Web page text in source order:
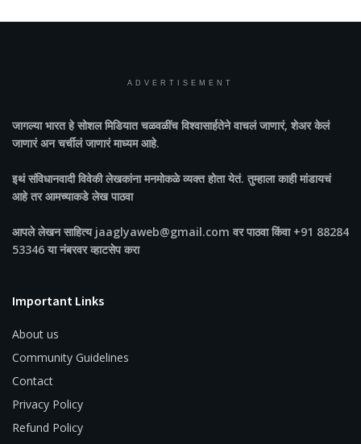
ADVERTISEMENT
जागल्या भारतहे सोशल मिडियात चळवळींच विश्वासार्हतेने वाचलं जाणारं, शेअर केलं
जाणारं अन चर्चीलं जाणारं माध्यम आहे.
इथं संविधानवादी विवेकी लेखकांना मनमोकळे व्यक्त होता येतं. तुम्हाला काही मांडायचं
आहे तर आमच्याकडे लेख पाठवा
आपले लेखन साहित्य jaaglyaweb@gmail.com वर पाठवा किंवा +91 88284
53346 या नंबरवर व्हाटसेप करा
Important Links
About us
Community Guidelines
Contact
Privacy Policy
Refund Policy